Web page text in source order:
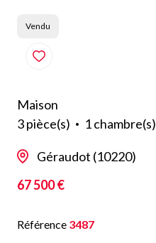
Vendu
Maison
3 pièce(s)
1 chambre(s)
Géraudot (10220)
67 500 €
Référence 3487